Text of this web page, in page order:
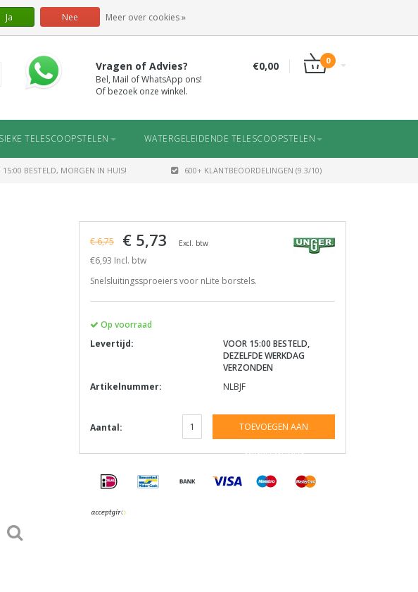
Vragen of Advies?
Bel, Mail of WhatsApp ons!
Of bezoek onze winkel.
€0,00 0
TELESCOOPSTELEN WATERGELEIDENDE TELESCOOPSTELEN
15:00 BESTELD, MORGEN IN HUIS! 600+ KLANTBEOORDELINGEN (9.3/10)
€ 6,75 € 5,73 Excl. btw
€6,93 Incl. btw
Snelsluitingssproeiers voor nLite borstels.
Op voorraad
Levertijd:
VOOR 15:00 BESTELD,
DEZELFDE WERKDAG
VERZONDEN
Artikelnummer:
NLBJF
Aantal: TOEVOEGEN AAN
WINKELWAGEN
Ja Nee Meer over cookies »